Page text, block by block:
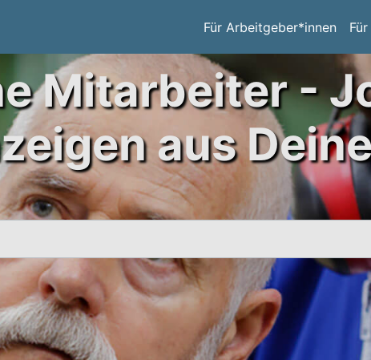
Für Arbeitgeber*innen
Mitarbeiter -
aus